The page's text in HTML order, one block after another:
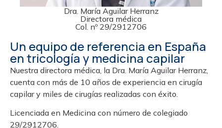
Dra. María Aguilar Herranz
Directora médica
Col. nº 29/2912706
Un equipo de referencia en España
en tricología y medicina capilar
Nuestra directora médica, la Dra. María Aguilar Herranz,
cuenta con más de 10 años de experiencia en cirugía
capilar y miles de cirugías realizadas con éxito.
Licenciada en Medicina con número de colegiado
29/2912706.